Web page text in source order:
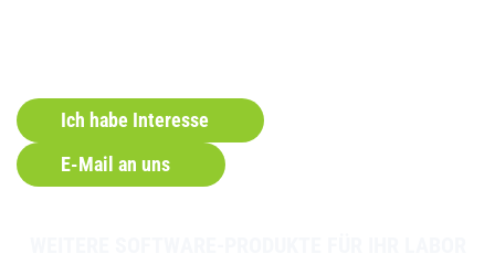
Ich habe Interesse
E-Mail an uns